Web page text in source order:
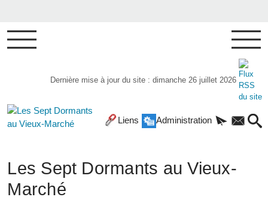
Dernière mise à jour du site : dimanche 26 juillet 2026
Liens Administration
Les Sept Dormants au Vieux-
Marché